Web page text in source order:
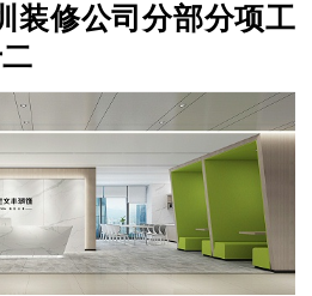
装修公司分部分项工